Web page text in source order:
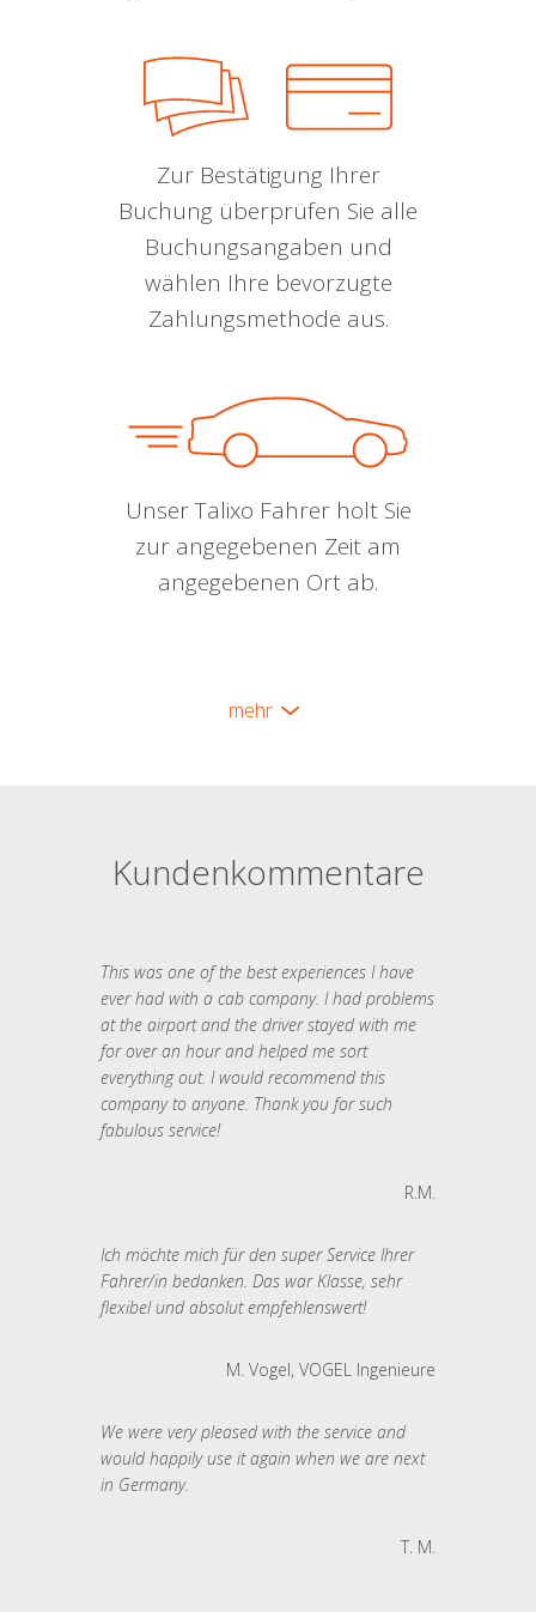
Zur Bestätigung Ihrer
Buchung überprüfen Sie alle
Buchungsangaben und
wählen Ihre bevorzugte
Zahlungsmethode aus.
Unser Talixo Fahrer holt Sie
zur angegebenen Zeit am
angegebenen Ort ab.
mehr
Kundenkommentare
This was one of the best experiences I have
ever had with a cab company. I had problems
at the airport and the driver stayed with me
for over an hour and helped me sort
everything out. I would recommend this
company to anyone. Thank you for such
fabulous service!
R.M.
Ich möchte mich für den super Service Ihrer
Fahrer/in bedanken. Das war Klasse, sehr
flexibel und absolut empfehlenswert!
M. Vogel, VOGEL Ingenieure
We were very pleased with the service and
would happily use it again when we are next
in Germany.
T. M.